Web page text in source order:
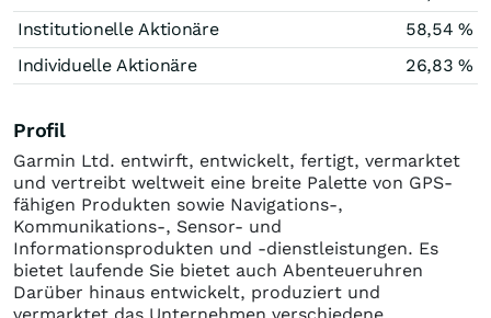
Institutionelle Aktionäre
58,54 %
Individuelle Aktionäre
26,83 %
Profil
Garmin Ltd. entwirft, entwickelt, fertigt, vermarktet
und vertreibt weltweit eine breite Palette von GPS-
fähigen Produkten sowie Navigations-,
Kommunikations-, Sensor- und
Informationsprodukten und -dienstleistungen. Es
bietet laufende Sie bietet auch Abenteueruhren
Darüber hinaus entwickelt, produziert und